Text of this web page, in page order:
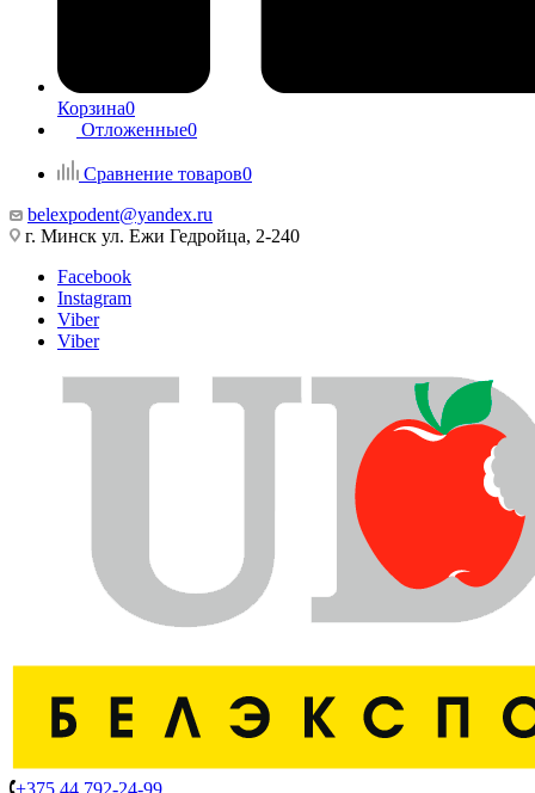
Корзина0
Отложенные0
Сравнение товаров0
belexpodent@yandex.ru
г. Минск ул. Ежи Гедройца, 2-240
Facebook
Instagram
Viber
Viber
+375 44 792-24-99